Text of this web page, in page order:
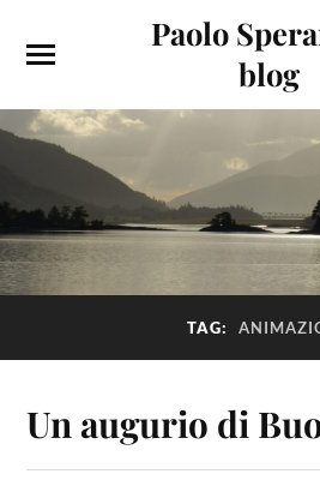
Paolo
blog
TAG:
Un augurio di